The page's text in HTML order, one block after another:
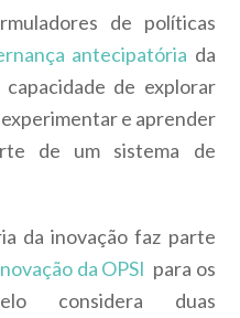
de políticas
antecipatória da
de explorar
e aprender
de um sistema de
da inovação faz parte
da OPSI para os
considera duas